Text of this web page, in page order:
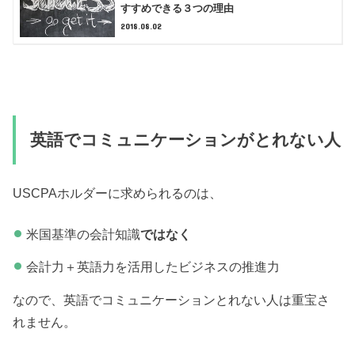
すすめできる３つの理由
2018.08.02
英語でコミュニケーションがとれない人
USCPAホルダーに求められるのは、
米国基準の会計知識ではなく
会計力＋英語力を活用したビジネスの推進力
なので、英語でコミュニケーションとれない人は重宝さ
れません。